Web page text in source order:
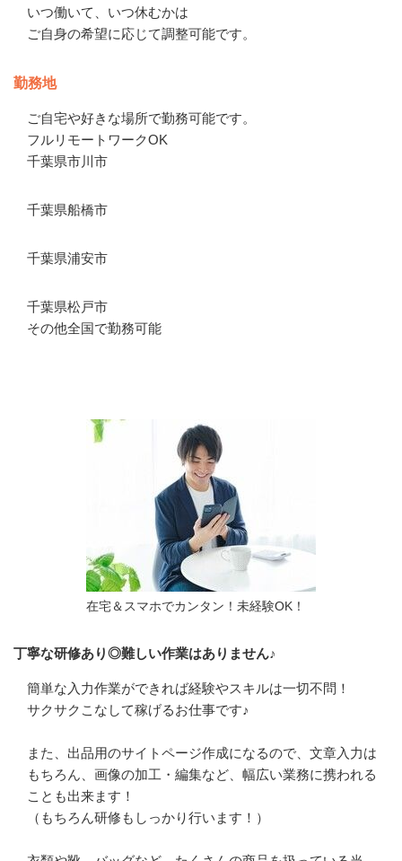
いつ働いて、いつ休むかは
ご自身の希望に応じて調整可能です。
勤務地
ご自宅や好きな場所で勤務可能です。
フルリモートワークOK
千葉県市川市
千葉県船橋市
千葉県浦安市
千葉県松戸市
その他全国で勤務可能
在宅＆スマホでカンタン！未経験OK！
丁寧な研修あり◎難しい作業はありません♪
簡単な入力作業ができれば経験やスキルは一切不問！
サクサクこなして稼げるお仕事です♪
また、出品用のサイトページ作成になるので、文章入力は
もちろん、画像の加工・編集など、幅広い業務に携われる
ことも出来ます！
（もちろん研修もしっかり行います！）